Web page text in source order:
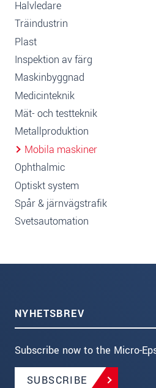
Halvledare
Träindustrin
Plast
Inspektion av färg
Maskinbyggnad
Medicinteknik
Mät- och testteknik
Metallproduktion
Mobila maskiner
Ophthalmic
Optiskt system
Spår & järnvägstrafik
Svetsautomation
NYHETSBREV
Subscribe now to the Micro-
SUBSCRIBE